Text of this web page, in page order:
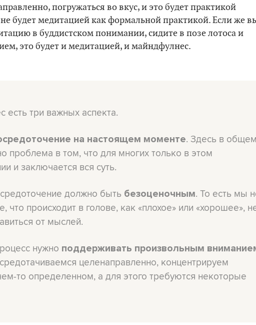
погружаться во вкус, и это будет практикой
будет медитацией как формальной практикой. Если же
в буддистском понимании, сидите в позе лотоса и
это будет и медитацией, и майндфулнес.
есть три важных аспекта.
на настоящем моменте. Здесь в общем
проблема в том, что для многих только в этом
и заключается вся суть.
должно быть безоценочным. То есть мы
что происходит в голове, как «плохое» или «хорошее»,
от мыслей.
нужно поддерживать произвольным
целенаправленно, концентрируем
то определенном, а для этого требуются некоторые